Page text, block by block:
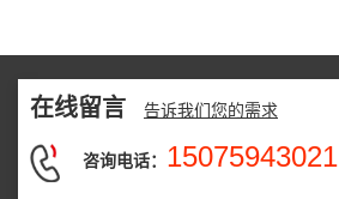
在线留言 告诉我们您的需求
咨询电话： 15075943021